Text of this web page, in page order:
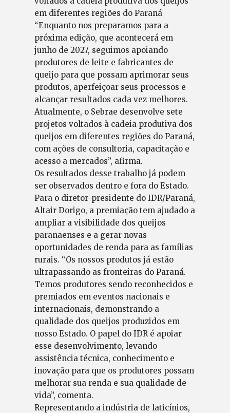
em diferentes regiões do Paraná
“Enquanto nos preparamos para a
próxima edição, que acontecerá em
junho de 2027, seguimos apoiando
produtores de leite e fabricantes de
queijo para que possam aprimorar seus
produtos, aperfeiçoar seus processos e
alcançar resultados cada vez melhores.
Atualmente, o Sebrae desenvolve sete
projetos voltados à cadeia produtiva dos
queijos em diferentes regiões do Paraná,
com ações de consultoria, capacitação e
acesso a mercados”, afirma.
Os resultados desse trabalho já podem
ser observados dentro e fora do Estado.
Para o diretor-presidente do IDR/Paraná,
Altair Dorigo, a premiação tem ajudado a
ampliar a visibilidade dos queijos
paranaenses e a gerar novas
oportunidades de renda para as famílias
rurais. “Os nossos produtos já estão
ultrapassando as fronteiras do Paraná.
Temos produtores sendo reconhecidos e
premiados em eventos nacionais e
internacionais, demonstrando a
qualidade dos queijos produzidos em
nosso Estado. O papel do IDR é apoiar
esse desenvolvimento, levando
assistência técnica, conhecimento e
inovação para que os produtores possam
melhorar sua renda e sua qualidade de
vida”, comenta.
Representando a indústria de laticínios,